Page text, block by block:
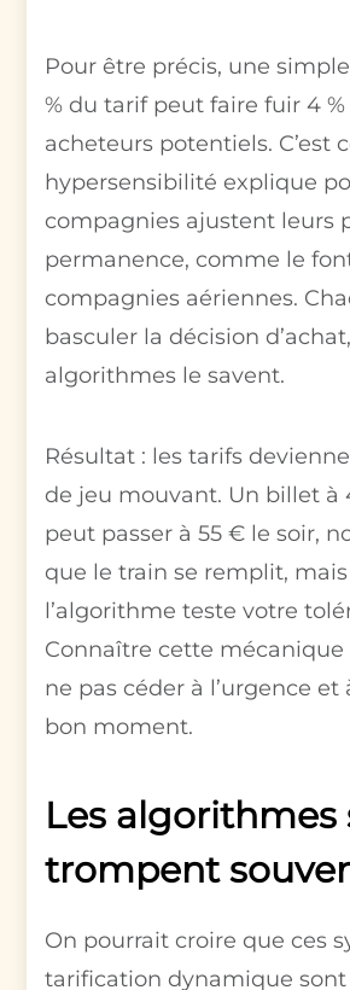
Pour être précis, une
% du tarif peut faire fuir 4 %
acheteurs potentiels. C’est
hypersensibilité explique
compagnies ajustent leurs
permanence, comme le
compagnies aériennes.
basculer la décision
algorithmes le savent.
Résultat : les tarifs
de jeu mouvant. Un billet
peut passer à 55 € le soir,
que le train se remplit,
l’algorithme teste votre
Connaître cette mécanique
ne pas céder à l’urgence
bon moment.
Les algorithmes
trompent
On pourrait croire que ces
tarification dynamique